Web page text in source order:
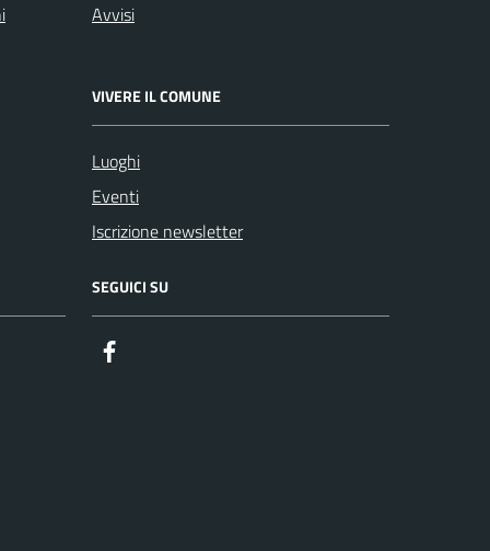
Avvisi
VIVERE IL COMUNE
Luoghi
Eventi
Iscrizione newsletter
SEGUICI SU